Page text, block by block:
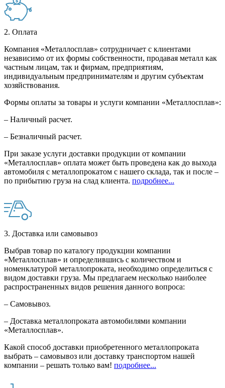
2. Оплата
Компания «Металлосплав» сотрудничает с клиентами
независимо от их формы собственности, продавая металл как
частным лицам, так и фирмам, предприятиям,
индивидуальным предпринимателям и другим субъектам
хозяйствования.
Формы оплаты за товары и услуги компании «Металлосплав»:
– Наличный расчет.
– Безналичный расчет.
При заказе услуги доставки продукции от компании
«Металлосплав» оплата может быть проведена как до выхода
автомобиля с металлопрокатом с нашего склада, так и после –
по прибытию груза на слад клиента. подробнее...
3. Доставка или самовывоз
Выбрав товар по каталогу продукции компании
«Металлосплав» и определившись с количеством и
номенклатурой металлопроката, необходимо определиться с
видом доставки груза. Мы предлагаем несколько наиболее
распространенных видов решения данного вопроса:
– Самовывоз.
– Доставка металлопроката автомобилями компании
«Металлосплав».
Какой способ доставки приобретенного металлопроката
выбрать – самовывоз или доставку транспортом нашей
компании – решать только вам! подробнее...